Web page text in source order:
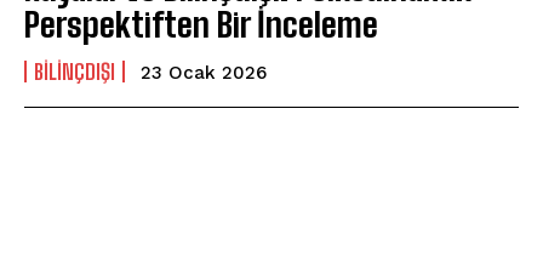
Perspektiften Bir İnceleme
BILINÇDIŞI 23 Ocak 2026